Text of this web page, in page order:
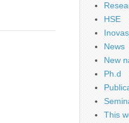
HSE
News
New
Ph.d
This